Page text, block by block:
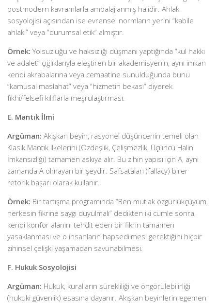
postmodern kavramlarla ambalajlanmış halidir. Ahlak
sosyolojisi açısından ise evrensel normların yerini “kabile
ahlakı” veya “durumsal etik” almıştır.
Örnek: Yolsuzluğu ve haksızlığı düşmanı yaptığında “kul hakkı
ve adalet” çığlıklarıyla eleştiren bir akademisyenin, aynı imkan
kendi akrabalarına veya cemaatine sunulduğunda bunu
“kamusal maslahat” veya “hizmetin bekası” diyerek
fıkhi/felsefi kılıflarla meşrulaştırması.
E. Mantık İlmi
Argüman: Akışkan beyin, rasyonel düşüncenin temeli olan
Klasik Mantık ilkelerini (Özdeşlik, Çelişmezlik, Üçüncü Halin
İmkansızlığı) tamamen askıya alır. Bu zihin yapısı için A, aynı
zamanda A olmayan bir şeydir. Safsataları (fallacy) birer
retorik başarı olarak kullanır.
Örnek: Bir tartışma programında “Ben mutlak özgürlükçüyüm,
herkesin fikrine saygı duyulmalı” dedikten iki cümle sonra,
kendi konfor alanını tehdit eden bir fikrin tamamen
yasaklanması ve o insanların hapsedilmesi gerektiğini hiçbir
zihinsel çelişki yaşamadan savunabilmesi.
F. Hukuk Sosyolojisi
Argüman: Hukuk, kuralların sürekliliği ve öngörülebilirliği
(hukuki güvenlik) esasına dayanır. Akışkan beyinlerin egemen